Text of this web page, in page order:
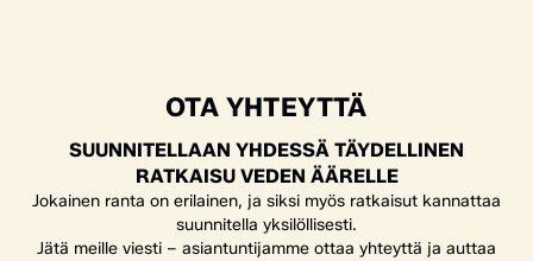
OTA YHTEYTTÄ
SUUNNITELLAAN YHDESSÄ TÄYDELLINEN
RATKAISU VEDEN ÄÄRELLE
Jokainen ranta on erilainen, ja siksi myös ratkaisut kannattaa
suunnitella yksilöllisesti.
Jätä meille viesti – asiantuntijamme ottaa yhteyttä ja auttaa